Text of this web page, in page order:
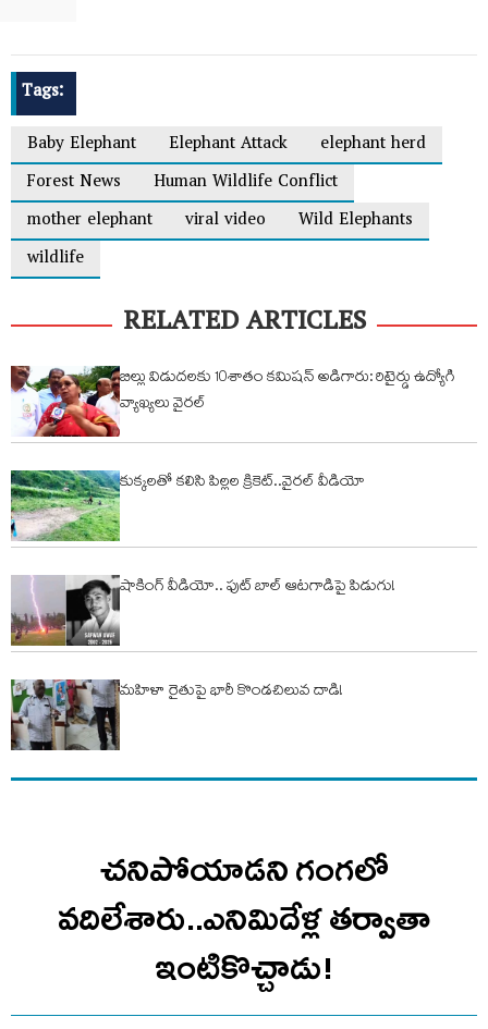
Tags:
Baby Elephant
Elephant Attack
elephant herd
Forest News
Human Wildlife Conflict
mother elephant
viral video
Wild Elephants
wildlife
RELATED ARTICLES
బిల్లు విడుదలకు 10శాతం కమిషన్ అడిగారు: రిటైర్డు ఉద్యోగి
వ్యాఖ్యలు వైరల్
కుక్కలతో కలిసి పిల్లల క్రికెట్..వైరల్ వీడియో
షాకింగ్ వీడియో.. ఫుట్ బాల్ ఆటగాడిపై పిడుగు!
మహిళా రైతుపై భారీ కొండచిలువ దాడి!
చనిపోయాడని గంగలో
వదిలేశారు..ఎనిమిదేళ్ల తర్వాతా
ఇంటికొచ్చాడు!